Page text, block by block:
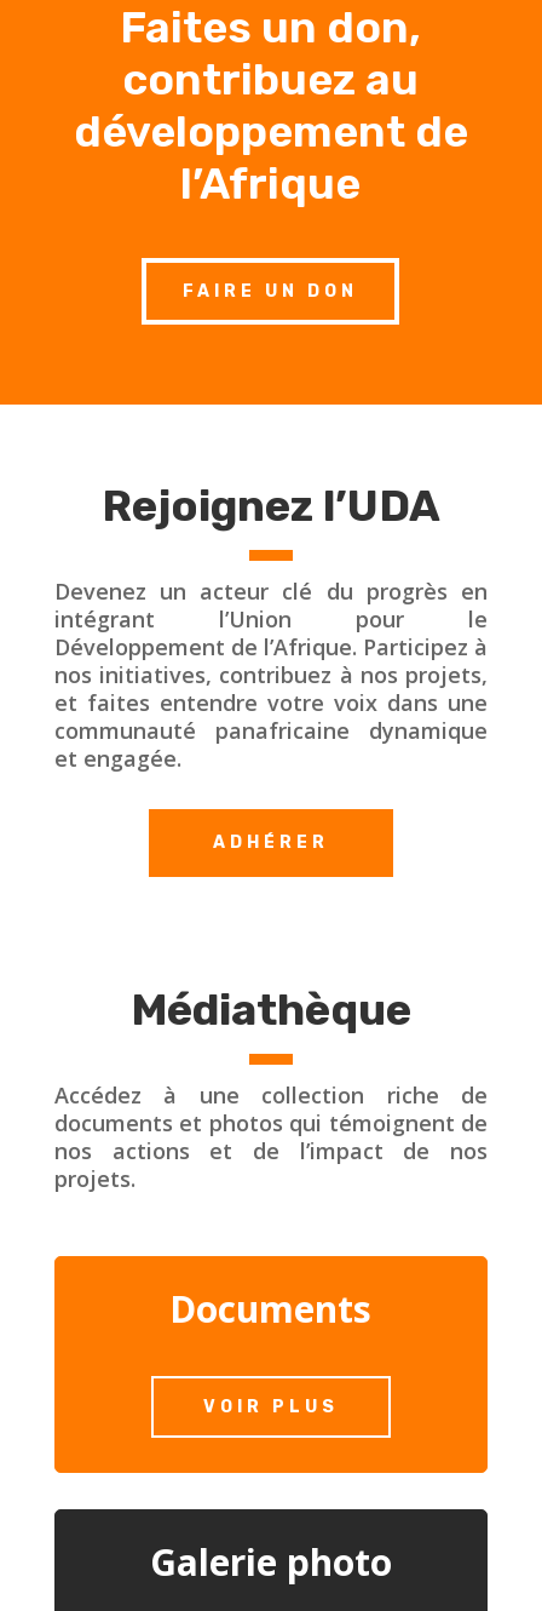
Faites un don,
contribuez au
développement de
l’Afrique
FAIRE UN DON
Rejoignez l’UDA
Devenez un acteur clé du progrès en
intégrant l’Union pour le
Développement de l’Afrique. Participez à
nos initiatives, contribuez à nos projets,
et faites entendre votre voix dans une
communauté panafricaine dynamique
et engagée.
ADHÉRER
Médiathèque
Accédez à une collection riche de
documents et photos qui témoignent de
nos actions et de l’impact de nos
projets.
Documents
VOIR PLUS
Galerie photo